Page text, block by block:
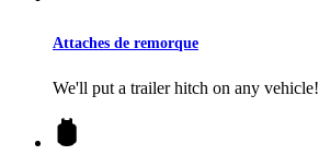
Attaches de remorque
We'll put a trailer hitch on any vehicle!